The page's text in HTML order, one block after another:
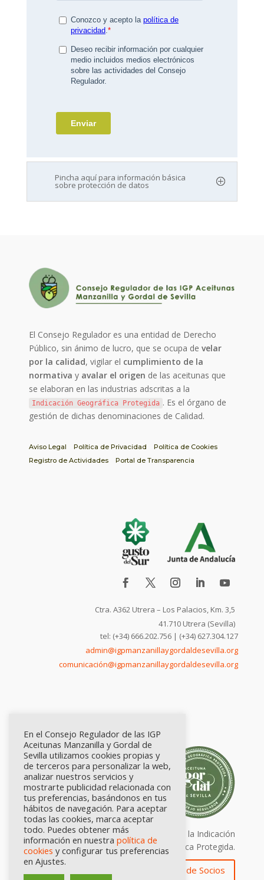
Pincha aquí para información básica
sobre protección de datos
El Consejo Regulador es una entidad de Derecho
Público, sin ánimo de lucro, que se ocupa develar
por la calidad, vigilar el cumplimiento de la
normativa y avalar el origen de las aceitunas que
se elaboran en las industrias adscritas a la
Indicación Geográfica Protegida . Es el órgano de
gestión de dichas denominaciones de Calidad.
Aviso Legal Política de Privacidad
Política de Cookies
Registro de Actividades
Portal de Transparencia
Ctra. A362 Utrera – Los Palacios, Km. 3,5
41.710 Utrera (Sevilla)
tel: (+34) 666.202.756 | (+34) 627.304.127
admin@igpmanzanillaygordaldesevilla.org
comunicación@igpmanzanillaygordaldesevilla.org
Calidad certificada por Origen. Sellos de la Indicación
Geográfica Protegida.
Zona de Socios
En el Consejo Regulador de las IGP
Aceitunas Manzanilla y Gordal de
Sevilla utilizamos cookies propias y
de terceros para personalizar la web,
analizar nuestros servicios y
mostrarte publicidad relacionada con
tus preferencias, basándonos en tus
hábitos de navegación. Para aceptar
todas las cookies, marca aceptar
todo. Puedes obtener más
información en nuestra política de
cookies y configurar tus preferencias
en Ajustes.